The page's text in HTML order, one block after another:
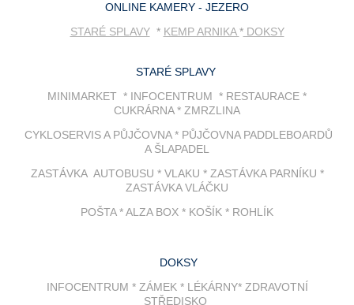
ONLINE KAMERY - JEZERO
STARÉ SPLAVY* KEMP ARNIKA*DOKSY
STARÉ SPLAVY
MINIMARKET * INFOCENTRUM * RESTAURACE *
CUKRÁRNA * ZMRZLINA
CYKLOSERVIS A PŮJČOVNA * PŮJČOVNA PADDLEBOARDŮ
A ŠLAPADEL
ZASTÁVKA AUTOBUSU * VLAKU * ZASTÁVKA PARNÍKU *
ZASTÁVKA VLÁČKU
POŠTA * ALZA BOX * KOŠÍK * ROHLÍK
DOKSY
INFOCENTRUM * ZÁMEK * LÉKÁRNY* ZDRAVOTNÍ
STŘEDISKO